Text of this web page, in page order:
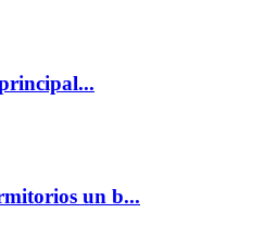
un b...